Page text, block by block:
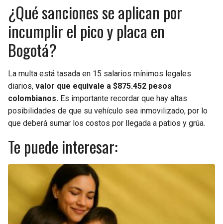
¿Qué sanciones se aplican por
incumplir el pico y placa en
Bogotá?
La multa está tasada en 15 salarios mínimos legales
diarios, valor que equivale a $875.452 pesos
colombianos. Es importante recordar que hay altas
posibilidades de que su vehículo sea inmovilizado, por lo
que deberá sumar los costos por llegada a patios y grúa.
Te puede interesar: